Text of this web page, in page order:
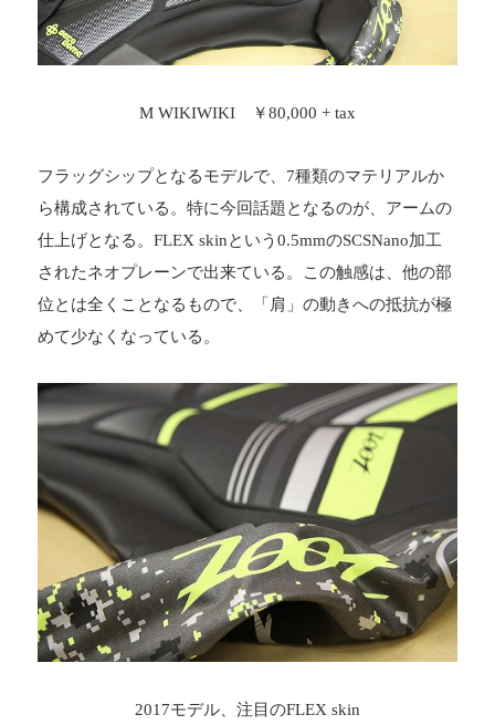
M WIKIWIKI ￥80,000 + tax
フラッグシップとなるモデルで、7種類のマテリアルか
ら構成されている。特に今回話題となるのが、アームの
仕上げとなる。FLEX skinという0.5mmのSCSNano加工
されたネオプレーンで出来ている。この触感は、他の部
位とは全くことなるもので、「肩」の動きへの抵抗が極
めて少なくなっている。
2017モデル、注目のFLEX skin